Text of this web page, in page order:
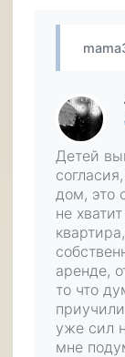
Детей
дом, это
не
аренде,
то что
уже сил
мне